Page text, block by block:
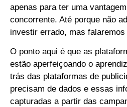
apenas para ter uma
concorrente. Até porque não
investir errado, mas
O ponto aqui é que as
estão aperfeiçoando o
trás das plataformas de
precisam de dados e essas
capturadas a partir das